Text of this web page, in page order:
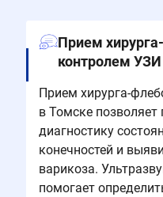
Прием
контролем УЗИ
Прием хирурга-
в Томске
диагностику
конечностей и
варикоза.
помогает